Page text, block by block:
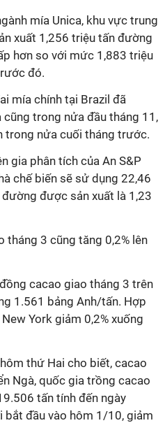
mía Unica, khu vực trung
xuất 1,256 triệu tấn đường
hơn so với mức 1,883 triệu
đó.
mía chính tại Brazil đã
trong nửa đầu tháng 11,
trong nửa cuối tháng trước.
gia phân tích của An S&P
chế biến sẽ sử dụng 22,46
được sản xuất là 1,23
3 cũng tăng 0,2% lên
cacao giao tháng 3 trên
1.561 bảng Anh/tấn. Hợp
York giảm 0,2% xuống
thứ Hai cho biết, cacao
Ngà, quốc gia trồng cacao
tấn tính đến ngày
đầu vào hôm 1/10, giảm